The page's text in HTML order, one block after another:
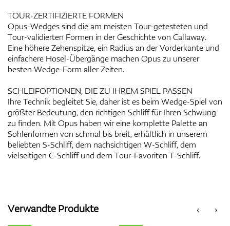
TOUR-ZERTIFIZIERTE FORMEN
Opus-Wedges sind die am meisten Tour-getesteten und
Tour-validierten Formen in der Geschichte von Callaway.
Eine höhere Zehenspitze, ein Radius an der Vorderkante und
einfachere Hosel-Übergänge machen Opus zu unserer
besten Wedge-Form aller Zeiten.
SCHLEIFOPTIONEN, DIE ZU IHREM SPIEL PASSEN
Ihre Technik begleitet Sie, daher ist es beim Wedge-Spiel von
größter Bedeutung, den richtigen Schliff für Ihren Schwung
zu finden. Mit Opus haben wir eine komplette Palette an
Sohlenformen von schmal bis breit, erhältlich in unserem
beliebten S-Schliff, dem nachsichtigen W-Schliff, dem
vielseitigen C-Schliff und dem Tour-Favoriten T-Schliff.
‹
Verwandte Produkte ›